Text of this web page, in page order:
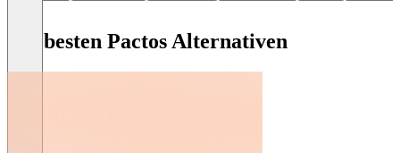
Die besten Pactos Alternativen